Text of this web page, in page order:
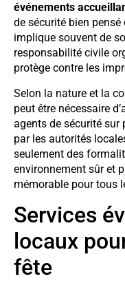
événements
de sécurité bien
implique souvent de
responsabilité civile
protège contre les
Selon la nature et la
peut être nécessaire
agents de sécurité sur
par les autorités
seulement des
environnement sûr et
mémorable pour tous
Services
locaux
fête